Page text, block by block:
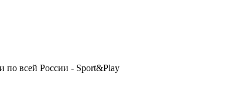
по всей России - Sport&Play